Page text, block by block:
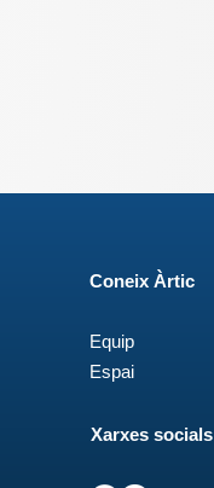
Coneix Àrtic
Equip
Espai
Xarxes socials